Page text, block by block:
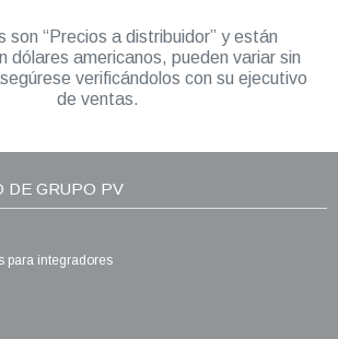
son “Precios a distribuidor” y están
dólares americanos, pueden variar sin
verificándolos con su ejecutivo
de ventas.
DE GRUPO PV
para integradores